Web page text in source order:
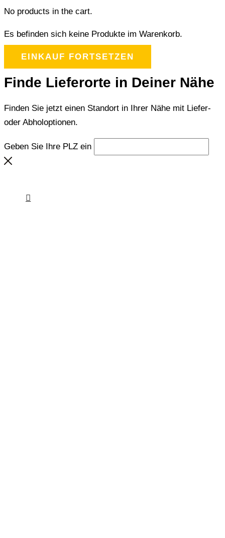
No products in the cart.
Es befinden sich keine Produkte im Warenkorb.
EINKAUF FORTSETZEN
Finde Lieferorte in Deiner Nähe
Finden Sie jetzt einen Standort in Ihrer Nähe mit Liefer-
oder Abholoptionen.
Geben Sie Ihre PLZ ein